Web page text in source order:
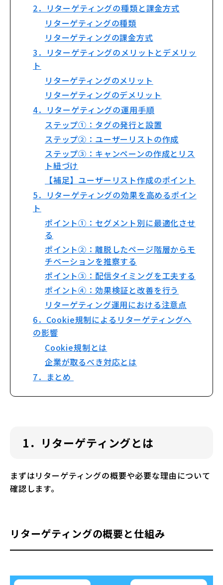
2．リターゲティングの種類と課金方式
リターゲティングの種類
リターゲティングの課金方式
3．リターゲティングのメリットとデメリッ
ト
リターゲティングのメリット
リターゲティングのデメリット
4．リターゲティングの運用手順
ステップ①：タグの発行と設置
ステップ②：ユーザーリストの作成
ステップ③：キャンペーンの作成とリス
ト紐づけ
【補足】ユーザーリスト作成のポイント
5．リターゲティングの効果を高めるポイン
ト
ポイント①：セグメント別に最適化させ
る
ポイント②：離脱したページ階層からモ
チベーションを推察する
ポイント③：配信タイミングを工夫する
ポイント④：効果検証と改善を行う
リターゲティング運用における注意点
6．Cookie規制によるリターゲティングへ
の影響
Cookie規制とは
企業が取るべき対応とは
7．まとめ
1．リターゲティングとは
まずはリターゲティングの概要や必要な理由について
確認します。
リターゲティングの概要と仕組み